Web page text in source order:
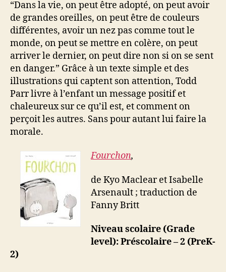
“Dans la vie, on peut être adopté, on peut avoir
de grandes oreilles, on peut être de couleurs
différentes, avoir un nez pas comme tout le
monde, on peut se mettre en colère, on peut
arriver le dernier, on peut dire non si on se sent
en danger.” Grâce à un texte simple et des
illustrations qui captent son attention, Todd
Parr livre à l’enfant un message positif et
chaleureux sur ce qu’il est, et comment on
perçoit les autres. Sans pour autant lui faire la
morale.
Fourchon,
de Kyo Maclear et Isabelle
Arsenault ; traduction de
Fanny Britt
Niveau scolaire (Grade
level): Préscolaire – 2 (PreK-
2)